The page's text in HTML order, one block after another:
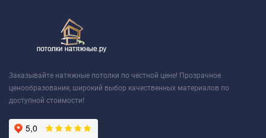
Заказывайте натяжные потолки по честной цене! Прозрачное
ценообразование, широкий выбор качественных материалов по
доступной стоимости!